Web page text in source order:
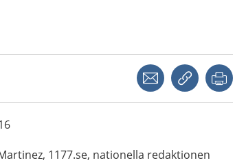
Dela via mejlKopiera länk
1177.se, nationella redaktionen